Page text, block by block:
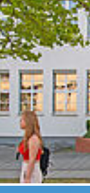
vom 09.10.2015
vom 22.
1. ÄS)
Honorarprofessur
Honorarprofessur
bürgers vom